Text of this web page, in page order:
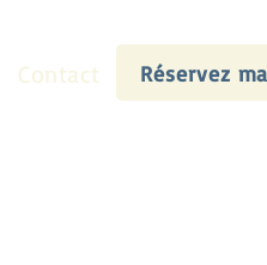
Contact Réservez